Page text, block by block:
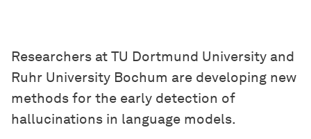
Researchers at TU Dortmund University and
Ruhr University Bochum are developing new
methods for the early detection of
hallucinations in language models.